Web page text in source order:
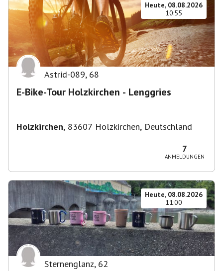
Heute, 08.08.2026
10:55
Astrid-089, 68
E-Bike-Tour Holzkirchen - Lenggries
Holzkirchen, 83607 Holzkirchen, Deutschland
7
ANMELDUNGEN
Heute, 08.08.2026
11:00
Sternenglanz, 62